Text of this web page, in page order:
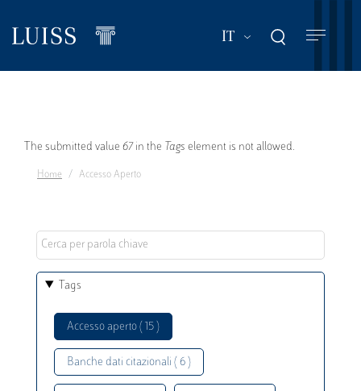
contenuto
IT Mostra ulteriori
Messaggio
di
The submitted value 67 in the Tags element is not allowed.
Home Accesso Aperto
Tags
Accesso aperto ( 15 )
Banche dati citazionali ( 6 )